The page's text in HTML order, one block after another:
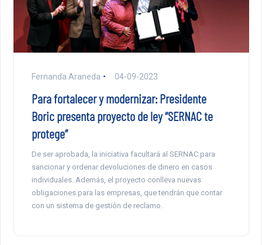
Fernanda Araneda 04-09-2023
Para fortalecer y modernizar: Presidente
Boric presenta proyecto de ley “SERNAC te
protege”
De ser aprobada, la iniciativa facultará al SERNAC para
sancionar y ordenar devoluciones de dinero en casos
individuales. Además, el proyecto conlleva nuevas
obligaciones para las empresas, que tendrán que contar
con un sistema de gestión de reclamo.